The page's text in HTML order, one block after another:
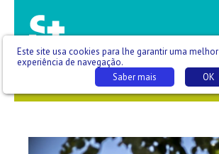
SAÚDE QUE SE VÊ
Este site usa cookies para lhe garantir uma melhor
experiência de navegação.
OK
Saber mais